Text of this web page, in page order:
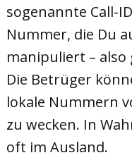
sogenannte Call-
Nummer, die Du
manipuliert – also
Die Betrüger
lokale Nummern
zu wecken. In
oft im Ausland.